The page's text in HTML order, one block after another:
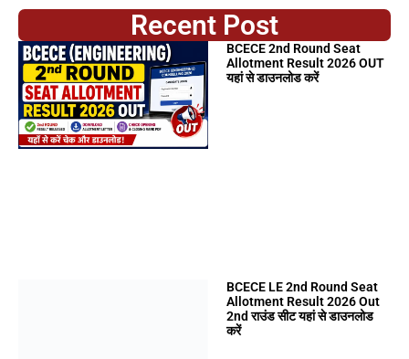
Recent Post
BCECE 2nd Round Seat
Allotment Result 2026 OUT
यहां से डाउनलोड करें
BCECE LE 2nd Round Seat
Allotment Result 2026 Out
2nd राउंड सीट यहां से डाउनलोड
करें